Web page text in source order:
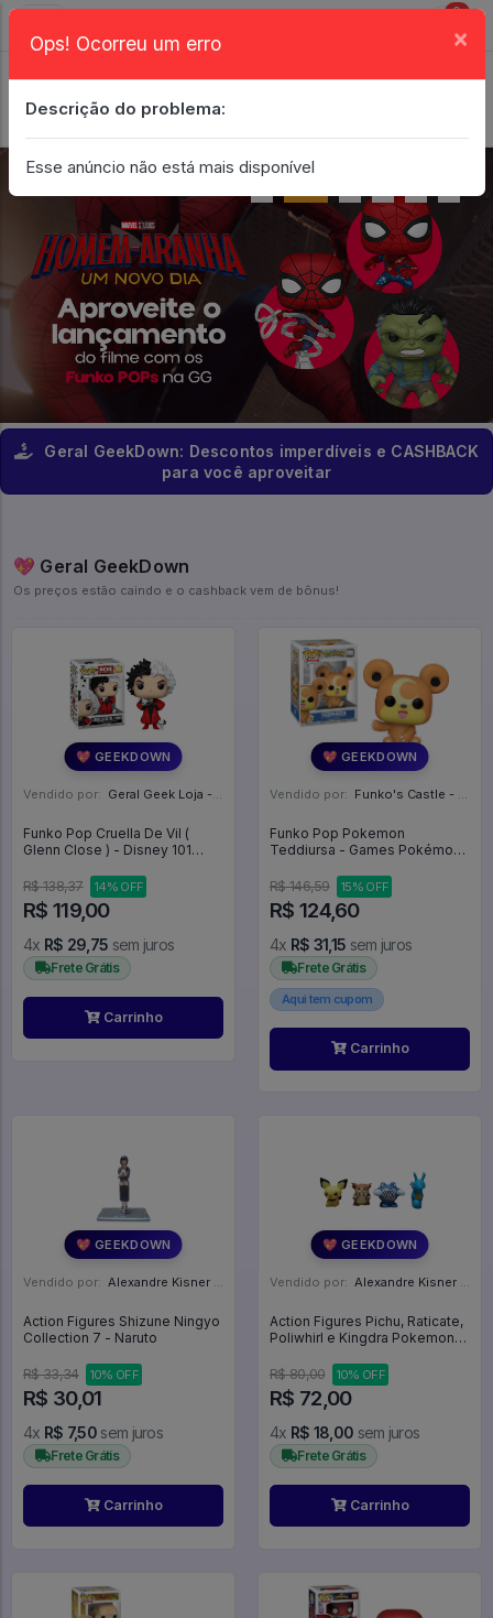
0
Geral GeekDown: Descontos imperdíveis e CASHBACK
para você aproveitar
💖 Geral GeekDown
Os preços estão caindo e o cashback vem de bônus!
💖 GEEKDOWN
Vendido por: Geral Geek Loja - SP
Funko Pop Cruella De Vil (
Glenn Close ) - Disney 101
R$ 138,37
14% OFF
R$ 119,00
4x R$ 29,75 sem juros
Frete Grátis
Carrinho
💖 GEEKDOWN
Vendido por: Funko's Castle - SP
Funko Pop Pokemon
Teddiursa - Games Pokémon
R$ 146,59
15% OFF
R$ 124,60
4x R$ 31,15 sem juros
Frete Grátis
Aqui tem cupom
Carrinho
💖 GEEKDOWN
Vendido por: Alexandre Kisner - PR
Action Figures Shizune Ningyo
Collection 7 - Naruto
R$ 33,34 10% OFF
R$ 30,01
4x R$ 7,50 sem juros
Frete Grátis
Carrinho
💖 GEEKDOWN
Vendido por: Alexandre Kisner - PR
Action Figures Pichu, Raticate,
Poliwhirl e Kingdra Pokemon
R$ 80,00
10% OFF
R$ 72,00
4x R$ 18,00 sem juros
Frete Grátis
Carrinho
Ops! Ocorreu um erro ×
Descrição do problema:
Esse anúncio não está mais disponível